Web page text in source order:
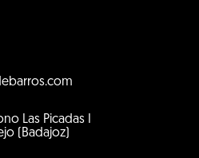
Las Picadas I
(Badajoz)